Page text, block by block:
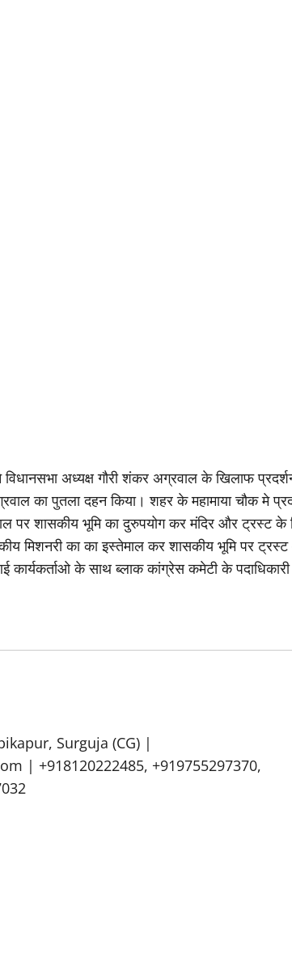
अध्यक्ष गौरी शंकर अग्रवाल के खिलाफ
का पुतला दहन किया। शहर के महामाया चौक मे
पर शासकीय भूमि का दुरुपयोग कर मंदिर और ट्रस्ट के
मिशनरी का का इस्तेमाल कर शासकीय भूमि पर
के साथ ब्लाक कांग्रेस कमेटी के पदाधिकारी
Surguja (CG) |
| +918120222485, +919755297370,